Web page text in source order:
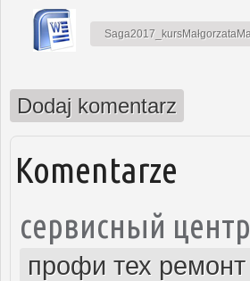
Dodaj komentarz
Komentarze
сервисный центр
профи тех